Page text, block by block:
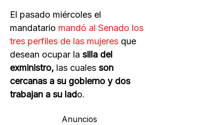
El pasado miércoles el
mandatario mandó al Senado los
tres perfiles de las mujeres que
desean ocupar la silla del
exministro, las cuales son
cercanas a su gobierno y dos
trabajan a su lado.
Anuncios